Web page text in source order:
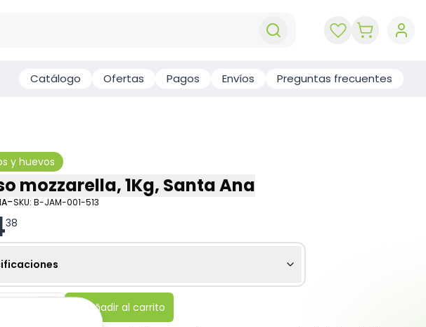
Catálogo Ofertas Pagos Envíos Preguntas frecuentes
y huevos
mozzarella, 1Kg, Santa Ana
-SKU: B-JAM-001-513
38
Añadir al carrito